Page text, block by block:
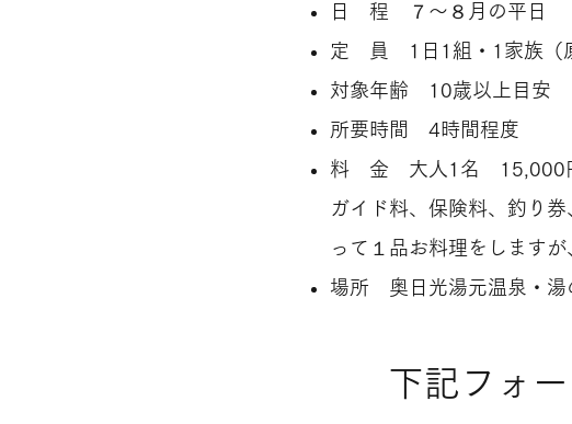
日 程 ７〜８月の平日
定 員 1日1組・1家族（
対象年齢 10歳以上目安
所要時間 4時間程度
料 金 大人1名
ガイド料、保険料、釣り
って１品お料理をします
場所 奥日光湯元温泉・湯
下記フォ